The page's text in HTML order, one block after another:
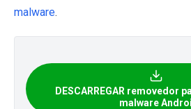
malware.
DESCARREGAR removedor
malware